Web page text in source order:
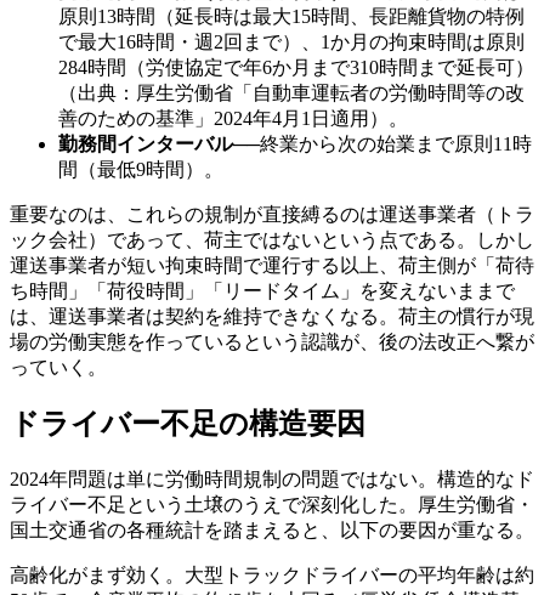
原則13時間（延長時は最大15時間、長距離貨物の特例
で最大16時間・週2回まで）、1か月の拘束時間は原則
284時間（労使協定で年6か月まで310時間まで延長可）
（出典：厚生労働省「自動車運転者の労働時間等の改
善のための基準」2024年4月1日適用）。
勤務間インターバル──終業から次の始業まで原則11時
間（最低9時間）。
重要なのは、これらの規制が直接縛るのは運送事業者（トラ
ック会社）であって、荷主ではないという点である。しかし
運送事業者が短い拘束時間で運行する以上、荷主側が「荷待
ち時間」「荷役時間」「リードタイム」を変えないままで
は、運送事業者は契約を維持できなくなる。荷主の慣行が現
場の労働実態を作っているという認識が、後の法改正へ繋が
っていく。
ドライバー不足の構造要因
2024年問題は単に労働時間規制の問題ではない。構造的なド
ライバー不足という土壌のうえで深刻化した。厚生労働省・
国土交通省の各種統計を踏まえると、以下の要因が重なる。
高齢化がまず効く。大型トラックドライバーの平均年齢は約